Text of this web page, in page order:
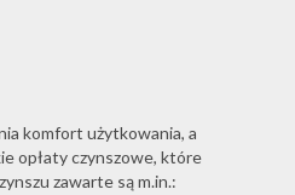
komfort użytkowania, a
opłaty czynszowe, które
zawarte są m.in.: